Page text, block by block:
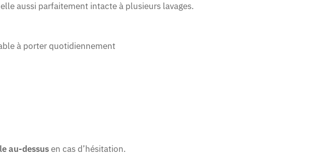
aussi parfaitement intacte à plusieurs lavages.
à porter quotidiennement
au-dessusen cas d’hésitation.